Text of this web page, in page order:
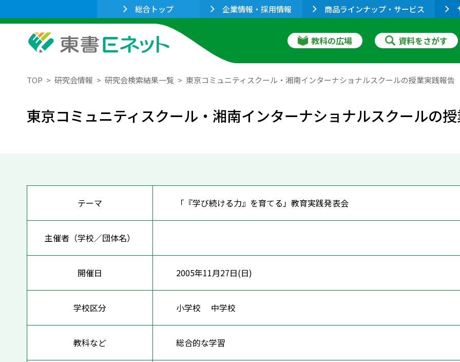
総合トップ 企業情報・採用情報 商品ラインナップ・サービス
教科の広場 資料をさがす
TOP 研究会情報 研究会検索結果一覧 東京コミュニティスクール・湘南インターナショナルスクールの授業実践報告
東京コミュニティスクール・湘南インターナショナルスクールの
テーマ 「『学び続ける力』を育てる」教育実践発表会
主催者（学校／団体名）
開催日 2005年11月27日(日)
学校区分 小学校 中学校
教科など 総合的な学習